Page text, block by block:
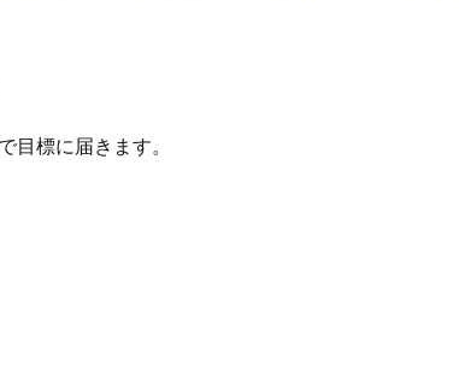
目標に届きます。